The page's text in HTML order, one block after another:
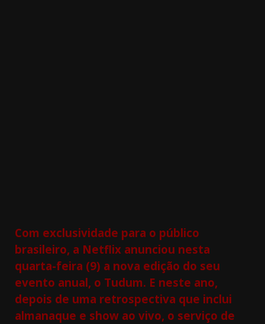
Com exclusividade para o público
brasileiro, a Netflix anunciou nesta
quarta-feira (9) a nova edição do seu
evento anual, o Tudum. E neste ano,
depois de uma retrospectiva que inclui
almanaque e show ao vivo, o serviço de